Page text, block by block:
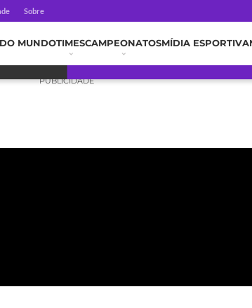
Sobre
MUNDOTIMESCAMPEONATOSMÍDIA ESPORTIVA
PUBLICIDADE